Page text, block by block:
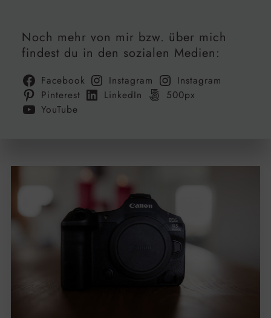
Noch mehr von mir bzw. über mich
findest du in den sozialen Medien:
Facebook Instagram
Instagram
Pinterest
LinkedIn
500px
YouTube